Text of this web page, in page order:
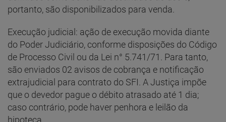
portanto, são disponibilizados para venda.
Execução judicial: ação de execução movida diante
do Poder Judiciário, conforme disposições do Código
de Processo Civil ou da Lei n° 5.741/71. Para tanto,
são enviados 02 avisos de cobrança e notificação
extrajudicial para contrato do SFI. A Justiça impõe
que o devedor pague o débito atrasado até 1 dia;
caso contrário, pode haver penhora e leilão da
hipoteca.